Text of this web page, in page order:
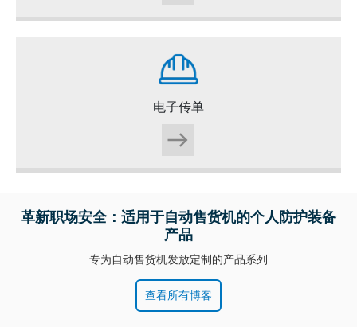
电子传单
革新职场安全：适用于自动售货机的个人防护装备
产品
专为自动售货机发放定制的产品系列
查看所有博客